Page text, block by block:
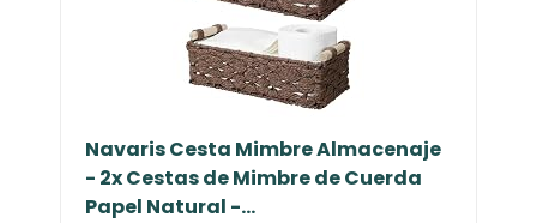
Navaris Cesta Mimbre Almacenaje
- 2x Cestas de Mimbre de Cuerda
Papel Natural -...